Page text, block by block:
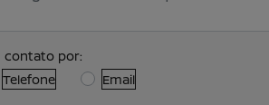
contato por:
Telefone Email